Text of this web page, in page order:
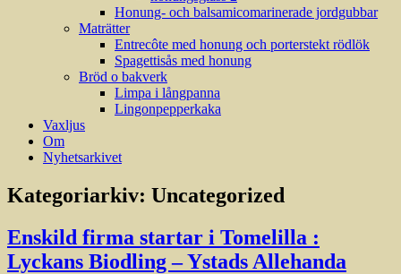
Honung- och balsamicomarinerade jordgubbar
Maträtter
Entrecôte med honung och porterstekt rödlök
Spagettisås med honung
Bröd o bakverk
Limpa i långpanna
Lingonpepperkaka
Vaxljus
Om
Nyhetsarkivet
Kategoriarkiv: Uncategorized
Enskild firma startar i Tomelilla :
Lyckans Biodling – Ystads Allehanda